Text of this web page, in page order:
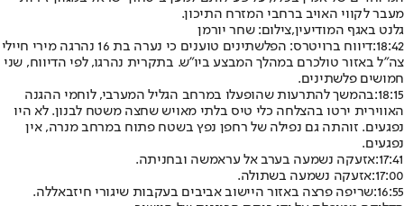
מעבר לקווי האויב ברחבי המזרח התיכון.
גלנט באגף המודיעין,צילום: שחר יורמן
18:42:
דיווח ברויטרס: הפלשתינים טוענים כי נערה בת 16 נהרגה מירי חיילי
צה"ל באזור טולכרם במהלך המבצע ביו"ש. בתקרית נהרגו, לפי הדיווח, שני
חמושים פלשתינים.
18:15: בהמשך להתרעות שהופעלו במרחב הגליל המערבי, לוחמי ההגנה
האווירית ירטו בהצלחה כלי טיס בלתי מאויש שחצה משטח לבנון. לא היו
נפגעים. זוהתה גם נפילה של רחפן נפץ בשטח פתוח במרחב מנרה, אין
נפגעים.
17:41: אזעקה נשמעה בערב אל עראמשה ובחניתה.
17:00: אזעקה נשמעה בשתולה.
16:55: שריפה פרצה באזור היישוב אביבים בעקבות שיגורי חיזבאללה.